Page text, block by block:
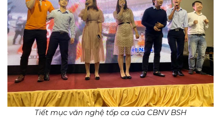
Tiết mục văn nghệ tốp ca của CBNV BSH